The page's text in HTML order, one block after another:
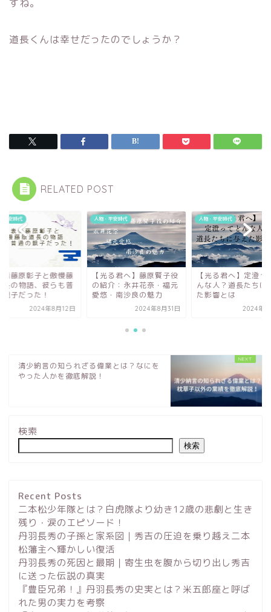
すね。
道長くんは幸せだったのでしょうか？
RELATED POST
平安時代
情藤原彰子と傲慢藤
長の物語、彼らも普
子だった！
2024年8月12日
人物・平安時代
【光る君へ】藤原賢子役
の紹介：永井花奈・福元
愛悠・南沙良の魅力
2024年8月31日
人物・平安時代
【光る君へ】定澄っ
んな人？道長たちに
た影響とは
2024年9
清少納言の知られざる偉業とは？なにを
やった人かを徹底解説！
検索
検索
Recent Posts
二本松少年隊とは？白虎隊より幼き12歳の悲劇と生き
残り・涙のエピソード！
丹羽長秀の子孫と家系図｜秀吉の圧迫を乗り越え二本
松藩主へ輝かしい復活
丹羽長秀の死因と最期｜寄生虫を腹から切り出し秀吉
に送った伝説の真実
『豊臣兄弟！』丹羽長秀の史実とは？米五郎座と呼ば
れた男の実力を考察